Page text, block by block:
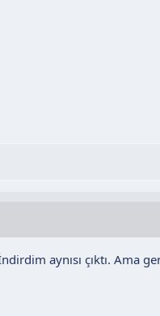
aynısı çıktı. Ama